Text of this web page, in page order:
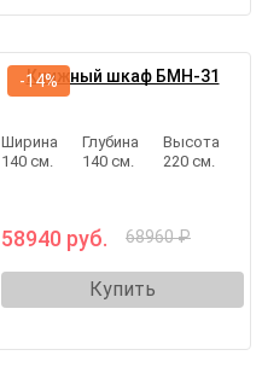
Книжный шкаф БМН-31
Ширина
140 см.
Глубина
140 см.
Высота
220 см.
58940 руб. 68960 ₽
Купить
-14%